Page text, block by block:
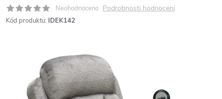
Neohodnoceno Podrobnosti hodnocení
Kód produktu: IDEK142